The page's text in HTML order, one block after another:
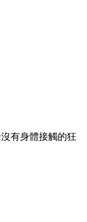
沒有身體接觸的狂